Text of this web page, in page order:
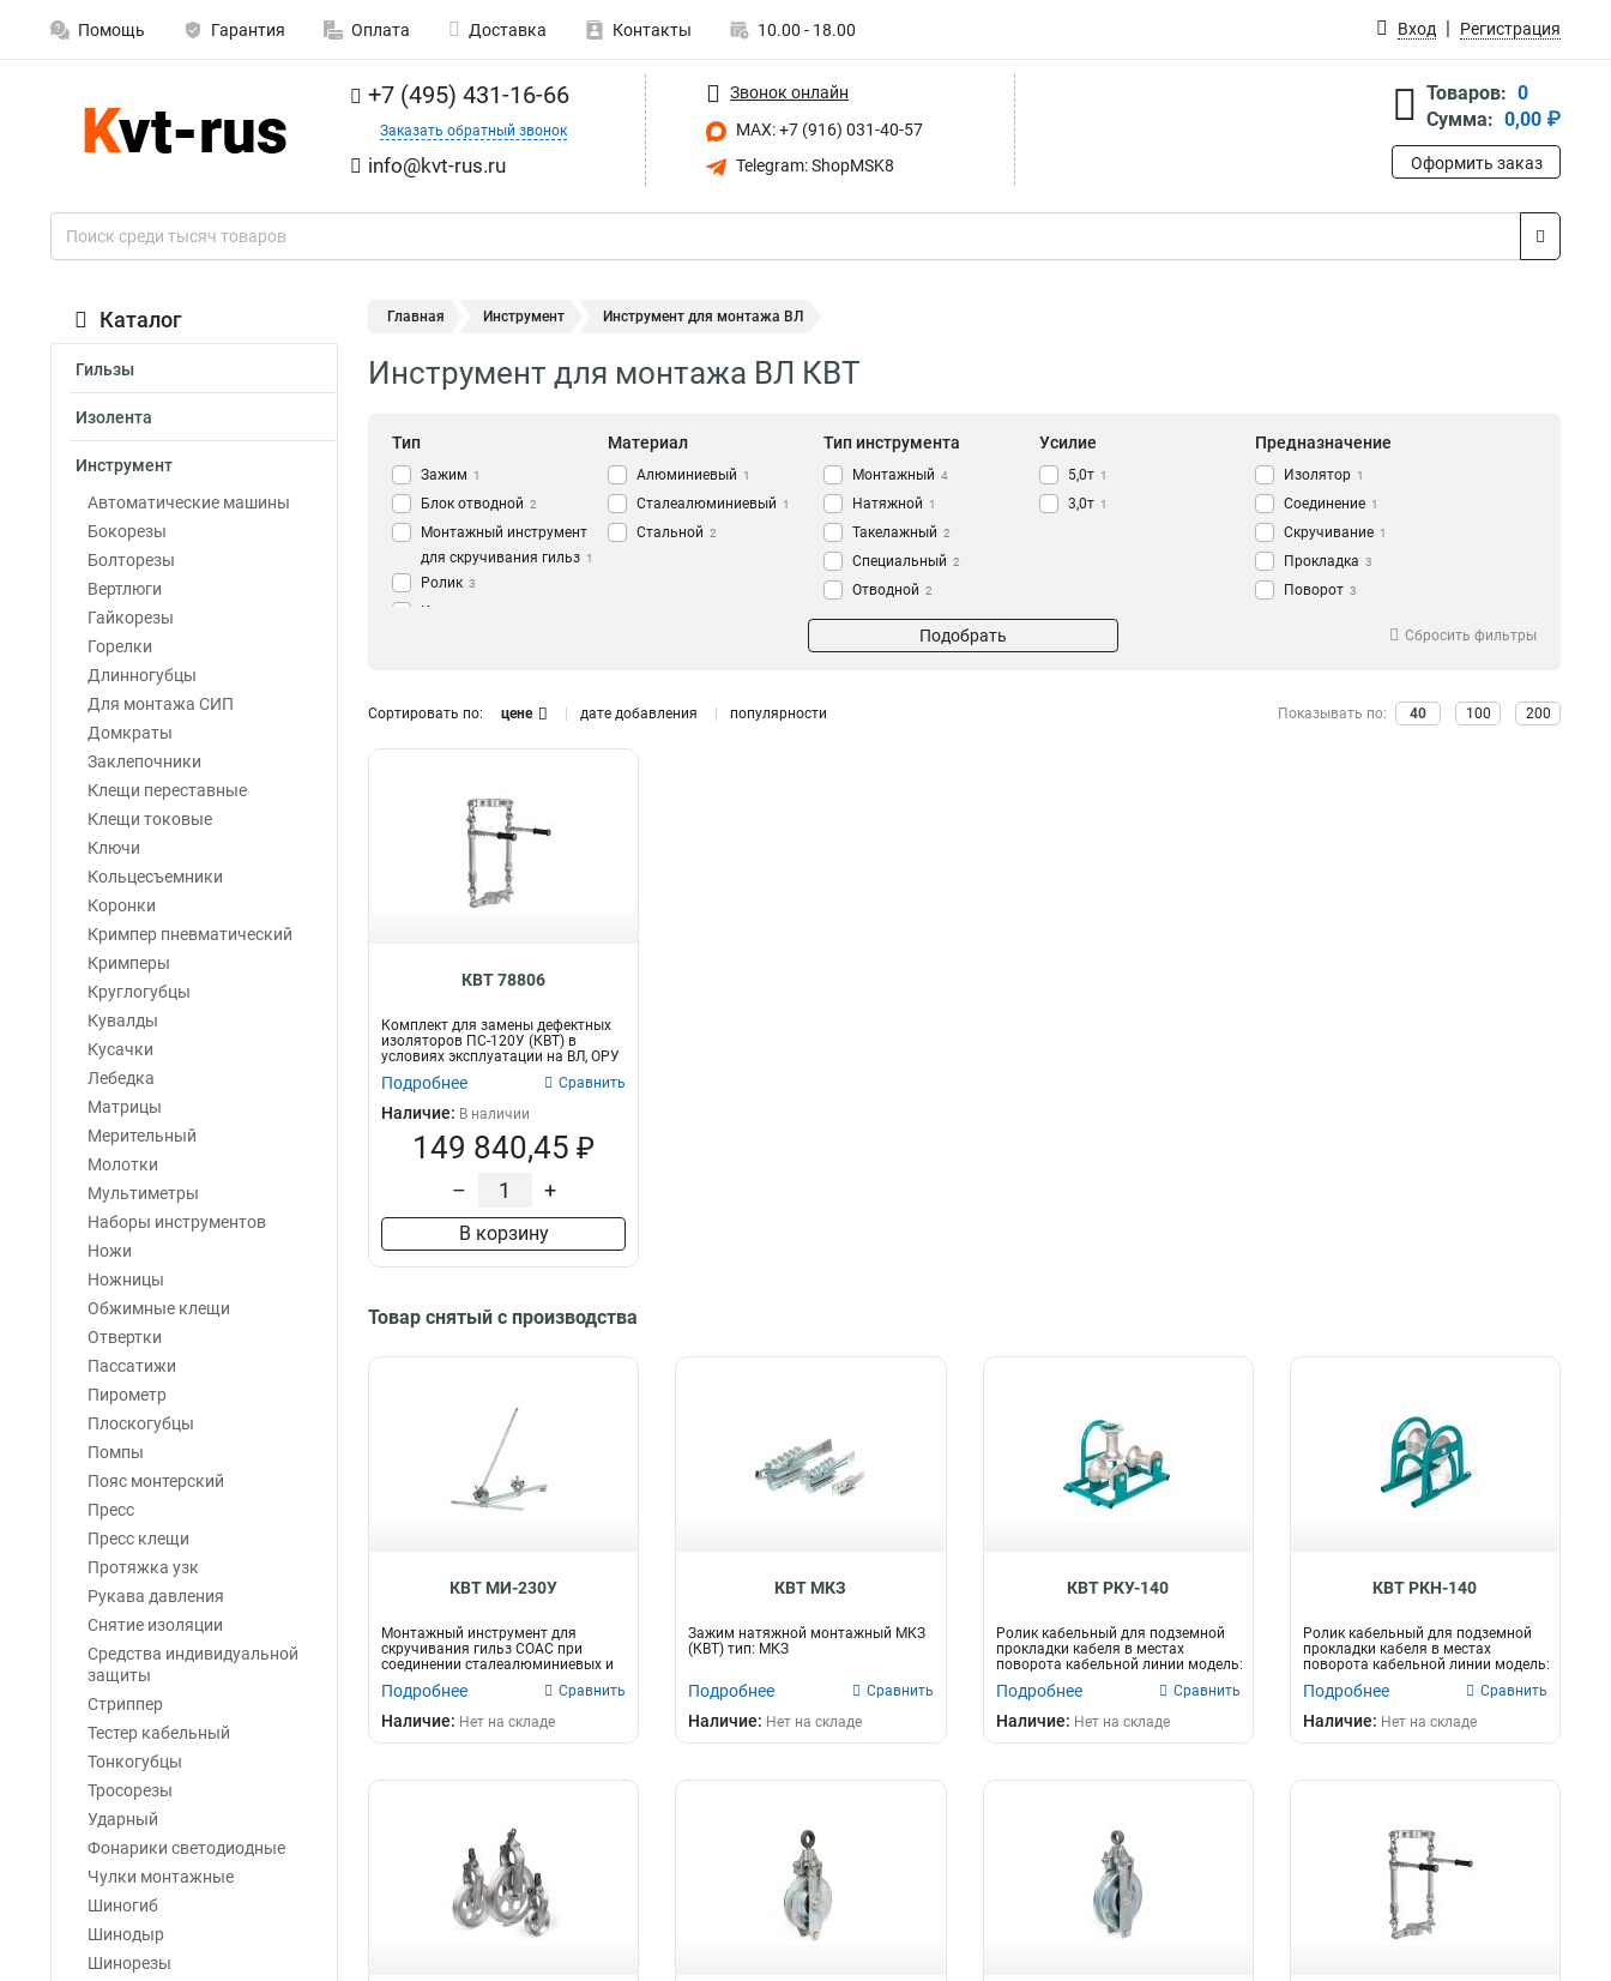
Помощь Гарантия Оплата Доставка Контакты 10.00 - 18.00 Вход Регистрация
+7 (495) 431-16-66
Заказать обратный звонок
info@kvt-rus.ru
Звонок онлайн
MAX: +7 (916) 031-40-57
Telegram: ShopMSK8
Товаров: 0
Сумма: 0,00 ₽
Оформить заказ
Каталог
Гильзы
Изолента
Инструмент
Автоматические машины
Бокорезы
Болторезы
Вертлюги
Гайкорезы
Горелки
Длинногубцы
Для монтажа СИП
Домкраты
Заклепочники
Клещи переставные
Клещи токовые
Ключи
Кольцесъемники
Коронки
Кримпер пневматический
Кримперы
Круглогубцы
Кувалды
Кусачки
Лебедка
Матрицы
Мерительный
Молотки
Мультиметры
Наборы инструментов
Ножи
Ножницы
Обжимные клещи
Отвертки
Пассатижи
Пирометр
Плоскогубцы
Помпы
Пояс монтерский
Пресс
Пресс клещи
Протяжка узк
Рукава давления
Снятие изоляции
Средства индивидуальной
защиты
Стриппер
Тестер кабельный
Тонкогубцы
Тросорезы
Ударный
Фонарики светодиодные
Чулки монтажные
Шиногиб
Шинодыр
Шинорезы
Главная Инструмент Инструмент для монтажа ВЛ
Инструмент для монтажа ВЛ КВТ
Тип
Зажим 1
Блок отводной 2
Монтажный инструмент
для скручивания гильз 1
Ролик 3
Комплект для замены
Материал
Алюминиевый 1
Сталеалюминиевый 1
Стальной 2
Тип инструмента
Монтажный 4
Натяжной 1
Такелажный 2
Специальный 2
Отводной 2
Усилие
5,0т 1
3,0т 1
Предназначение
Изолятор 1
Соединение 1
Скручивание 1
Прокладка 3
Поворот 3
Строительство 2
Подобрать Сбросить фильтры
Сортировать по: цене дате добавления популярности Показывать по: 40 100 200
КВТ 78806
Комплект для замены дефектных
изоляторов ПС-120У (КВТ) в
условиях эксплуатации на ВЛ, ОРУ
Подробнее Сравнить
Наличие: В наличии
149 840,45 ₽
– +
В корзину
Товар снятый с производства
КВТ МИ-230У
Монтажный инструмент для
скручивания гильз СОАС при
соединении сталеалюминиевых и
алюминиевых п...
Подробнее Сравнить
Наличие: Нет на складе
КВТ МКЗ
Зажим натяжной монтажный МКЗ
(КВТ) тип: МКЗ
Подробнее Сравнить
Наличие: Нет на складе
КВТ РКУ-140
Ролик кабельный для подземной
прокладки кабеля в местах
поворота кабельной линии модель:
Подробнее Сравнить
Наличие: Нет на складе
КВТ РКН-140
Ролик кабельный для подземной
прокладки кабеля в местах
поворота кабельной линии модель:
Подробнее Сравнить
Наличие: Нет на складе